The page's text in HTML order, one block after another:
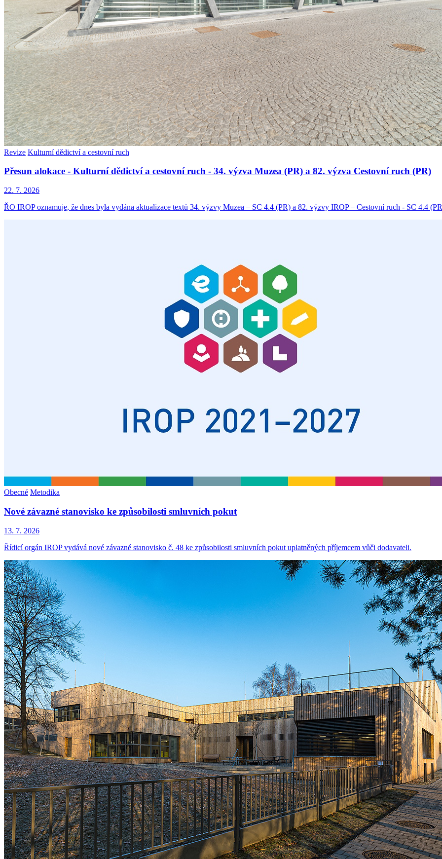
Revize Kulturní dědictví a cestovní ruch
Přesun alokace - Kulturní dědictví a cestovní ruch - 34. výzva Muzea (PR) a 82. výzva Cestovní ruch (PR)
22. 7. 2026
ŘO IROP oznamuje, že dnes byla vydána aktualizace textů 34. výzvy Muzea – SC 4.4 (PR) a 82. výzvy IROP – Cestovní ruch - SC 4.4
Obecné Metodika
Nové závazné stanovisko ke způsobilosti smluvních pokut
13. 7. 2026
Řídicí orgán IROP vydává nové závazné stanovisko č. 48 ke způsobilosti smluvních pokut uplatněných příjemcem vůči dodavateli.